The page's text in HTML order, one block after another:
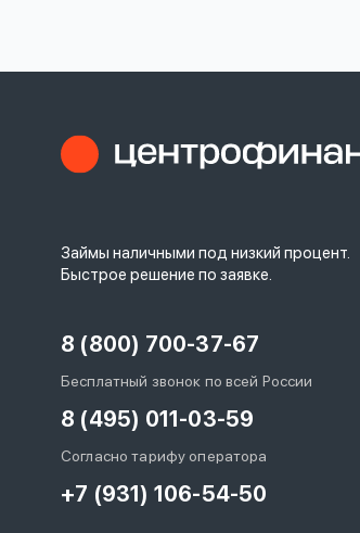
Займы наличными под низкий процент.
Быстрое решение по заявке.
8 (800) 700-37-67
Бесплатный звонок по всей России
8 (495) 011-03-59
Согласно тарифу оператора
+7 (931) 106-54-50
Войти под другим номером